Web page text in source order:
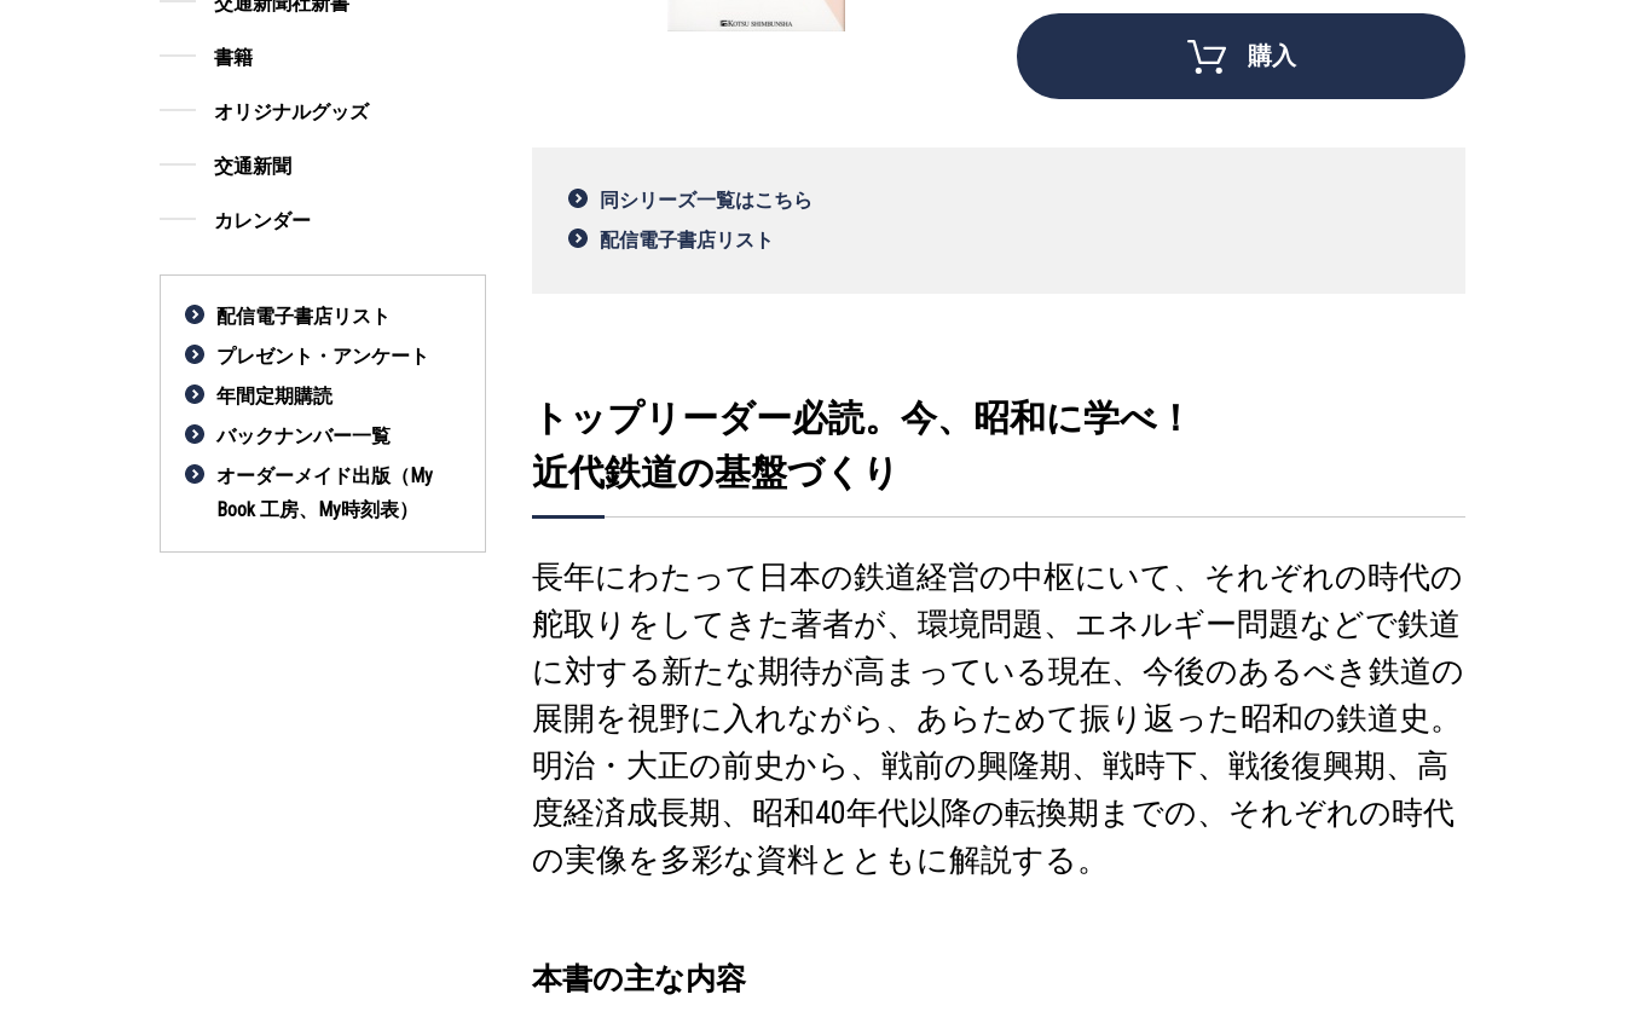
書籍
オリジナルグッズ
交通新聞
カレンダー
配信電子書店リスト
プレゼント・アンケート
年間定期購読
バックナンバー一覧
オーダーメイド出版（My
Book 工房、My時刻表）
購入
同シリーズ一覧はこちら
配信電子書店リスト
トップリーダー必読。今、昭和に学べ！
近代鉄道の基盤づくり
長年にわたって日本の鉄道経営の中枢にいて、それぞれの時代の
舵取りをしてきた著者が、環境問題、エネルギー問題などで鉄道
に対する新たな期待が高まっている現在、今後のあるべき鉄道の
展開を視野に入れながら、あらためて振り返った昭和の鉄道史。
明治・大正の前史から、戦前の興隆期、戦時下、戦後復興期、高
度経済成長期、昭和40年代以降の転換期までの、それぞれの時代
の実像を多彩な資料とともに解説する。
本書の主な内容